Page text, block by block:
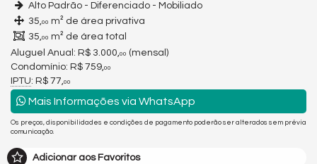
Alto Padrão - Diferenciado - Mobiliado
35,00 m² de área privativa
35,00 m² de área total
Aluguel Anual: R$ 3.000,00 (mensal)
Condomínio: R$ 759,00
IPTU: R$ 77,00
Mais Informações via WhatsApp
Os preços, disponibilidades e condições de pagamento poderão ser alterados sem prévia
comunicação.
Adicionar aos Favoritos